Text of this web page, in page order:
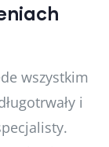
wszystkim
i